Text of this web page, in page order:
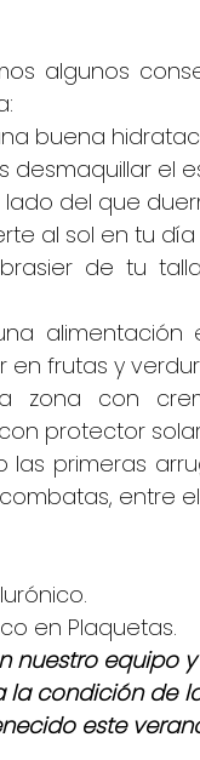
algunos
buena
desmaquillar el
lado del que
al sol en tu
brasier de tu
alimentación
en frutas y
zona con
protector
las primeras
entre
en Plaquetas.
nuestro equipo
la condición de
este